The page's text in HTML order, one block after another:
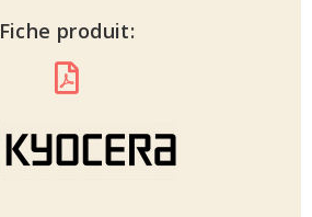
Fiche produit: